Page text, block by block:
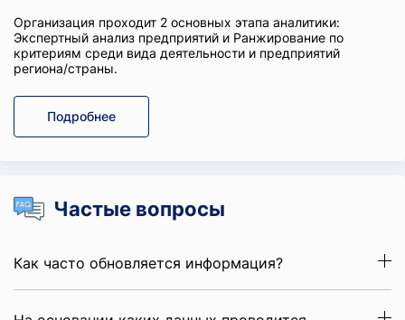
Организация проходит 2 основных этапа аналитики:
Экспертный анализ предприятий и Ранжирование по
критериям среди вида деятельности и предприятий
региона/страны.
Подробнее
Частые вопросы
Как часто обновляется информация?